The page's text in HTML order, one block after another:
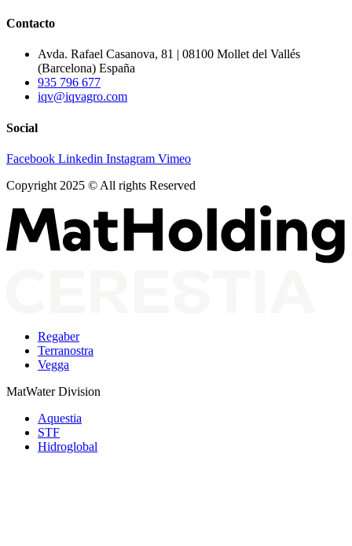
Contacto
Avda. Rafael Casanova, 81 | 08100 Mollet del Vallés
(Barcelona) España
935 796 677
iqv@iqvagro.com
Social
Facebook Linkedin Instagram Vimeo
Copyright 2025 © All rights Reserved
Regaber
Terranostra
Vegga
MatWater Division
Aquestia
STF
Hidroglobal